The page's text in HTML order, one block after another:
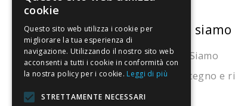
La nostra convenienza
Il risparmio che fa ambiente
Il nostro manifesto
Il blog
Chi siamo
Chi Siamo
Sostegno e
cookie
Questo sito web utilizza i cookie per
migliorare la tua esperienza di
navigazione. Utilizzando il nostro sito web
acconsenti a tutti i cookie in conformità con
la nostra policy per i cookie. Leggi di più
STRETTAMENTE NECESSARI